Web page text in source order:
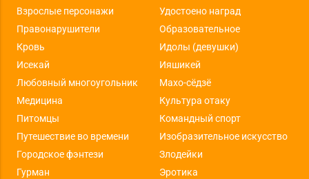
Взрослые персонажи
Удостоено наград
Правонарушители
Образовательное
Кровь
Идолы (девушки)
Исекай
Ияшикей
Любовный многоугольник
Махо-сёдзё
Медицина
Культура отаку
Питомцы
Командный спорт
Путешествие во времени
Изобразительное искусство
Городское фэнтези
Злодейки
Гурман
Эротика